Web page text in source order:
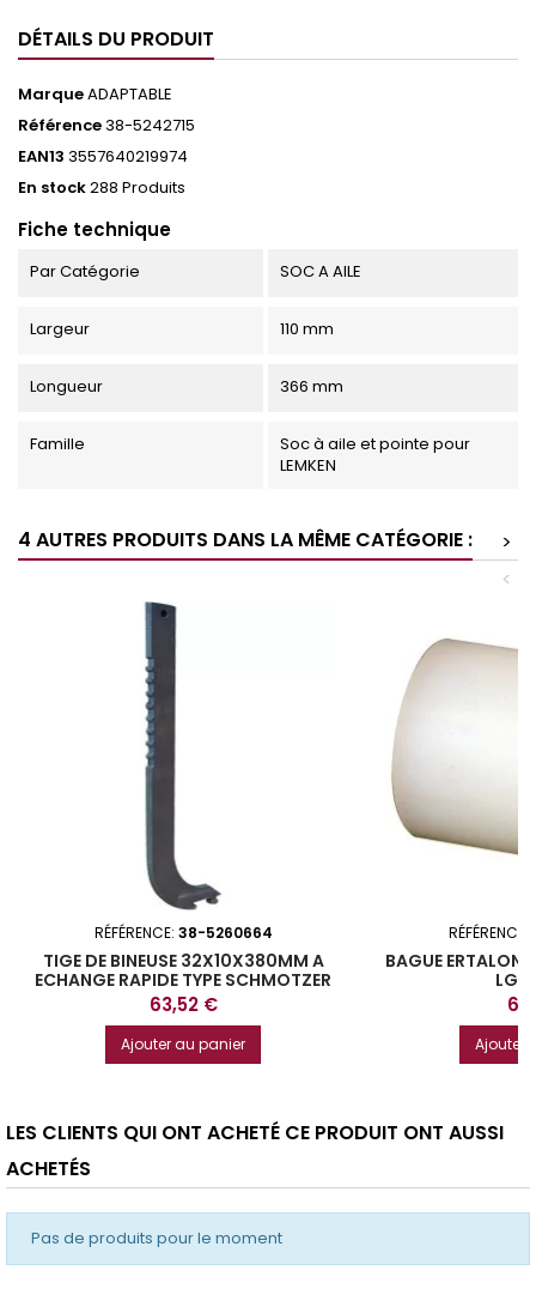
DÉTAILS DU PRODUIT
MarqueADAPTABLE
Référence38-5242715
EAN13 3557640219974
En stock288 Produits
Fiche technique
Par Catégorie SOC A AILE
Largeur 110 mm
Longueur 366 mm
Famille
Soc à aile et pointe pour
LEMKEN
4 AUTRES PRODUITS DANS LA MÊME CATÉGORIE :
>
<
RÉFÉRENCE: 38-5260664
TIGE DE BINEUSE 32X10X380MM A
ECHANGE RAPIDE TYPE SCHMOTZER
Prix
63,52 €
Ajouter au panier
RÉFÉRENCE:
BAGUE ERTALON
LG
Prix
Ajouter
LES CLIENTS QUI ONT ACHETÉ CE PRODUIT ONT AUSSI
ACHETÉS
Pas de produits pour le moment